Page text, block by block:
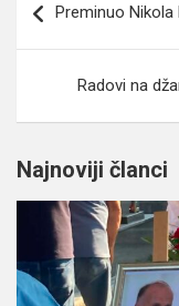
članaka
Preminuo Nikola
Radovi na
Najnoviji članci